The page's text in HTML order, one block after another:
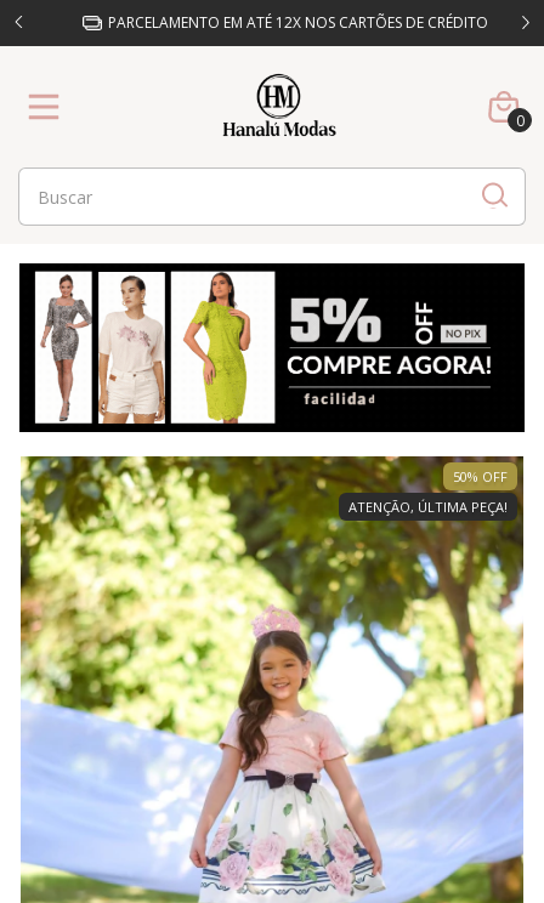
PARCELAMENTO EM ATÉ 12X NOS CARTÕES DE CRÉDITO
0
50% OFF
ATENÇÃO, ÚLTIMA PEÇA!